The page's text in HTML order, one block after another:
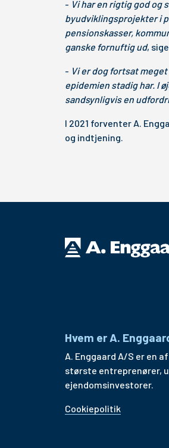
- Vi har en rigtig god
byudviklingsprojekter i
pensionskasser,
ganske fornuftig ud,
- Vi er dog fortsat
epidemien stadig har. I
sandsynligvis en
I 2021 forventer A.
og indtjening.
Hvem er A.
A. Enggaard A/S er en
største entreprenører,
ejendomsinvestorer.
Cookiepolitik